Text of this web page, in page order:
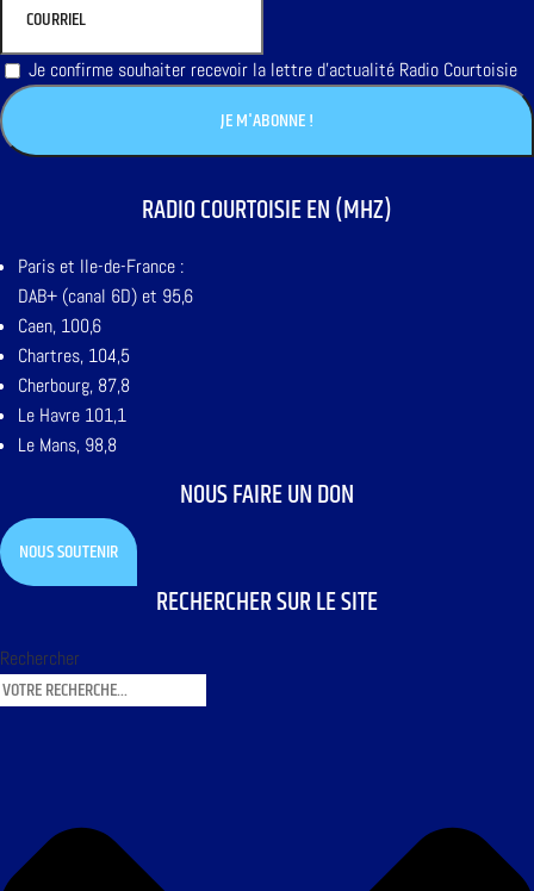
Je confirme souhaiter recevoir la lettre d'actualité Radio Courtoisie
RADIO COURTOISIE EN (MHZ)
Paris et Ile-de-France :
DAB+ (canal 6D) et 95,6
Caen, 100,6
Chartres, 104,5
Cherbourg, 87,8
Le Havre 101,1
Le Mans, 98,8
NOUS FAIRE UN DON
NOUS SOUTENIR
RECHERCHER SUR LE SITE
Rechercher